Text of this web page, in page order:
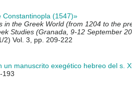
Constantinopla (1547)»
in the Greek World (from 1204 to the
Studies (Granada, 9-12 September
2) Vol. 3, pp. 209-222
manuscrito exegético hebreo del s.
193